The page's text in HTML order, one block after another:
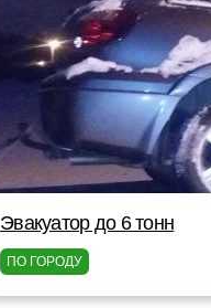
Эвакуатор до 6 тонн
ПО ГОРОДУ